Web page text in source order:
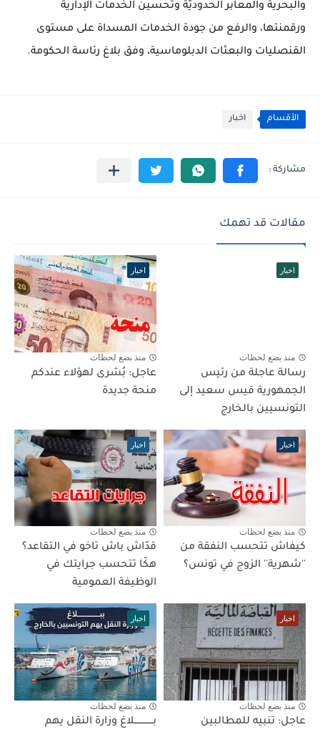
والبحرية والمعابر الحدوديّة وتحسين الخدمات الإدارية
ورقمنتها، والرفع من جودة الخدمات المسداة على مستوى
القنصليات والبعثات الدبلوماسية، وفق بلاغ رئاسة الحكومة.
الأقسام اخبار
مقالات قد تهمك
اخبار
منذ بضع لحظات
رسالة عاجلة من رئيس
الجمهورية قيس سعيد إلى
التونسيين بالخارج
اخبار
منذ بضع لحظات
عاجل: بُشرى لهؤلاء عندكم
منحة جديدة
اخبار
منذ بضع لحظات
كيفاش تتحسب النفقة من
''شهرية'' الزوج في تونس؟
اخبار
منذ بضع لحظات
قدّاش باش تاخو في التقاعد؟
هكّا تتحسب جرايتك في
الوظيفة العمومية
اخبار
منذ بضع لحظات
عاجل: تنبيه للمطالبين
اخبار
منذ بضع لحظات
بـــــــــــــلاغ وزارة النقل يهم